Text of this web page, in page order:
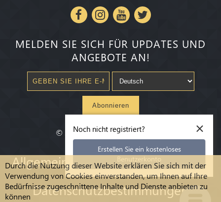
Durch die Nutzung dieser Website erklären Sie sich mit der
Verwendung von Cookies einverstanden, um Ihnen auf Ihre
Bedürfnisse zugeschnittene Inhalte und Dienste anbieten zu
können
MELDEN SIE SICH FÜR UPDATES UND
ANGEBOTE AN!
Abonnieren
© 2020-2026Millenium State
Allgemeine Geschäftsbedingungen
Datenschutzbestimmungen
×
Noch nicht registriert?
Erstellen Sie ein kostenloses
Benutzerkonto